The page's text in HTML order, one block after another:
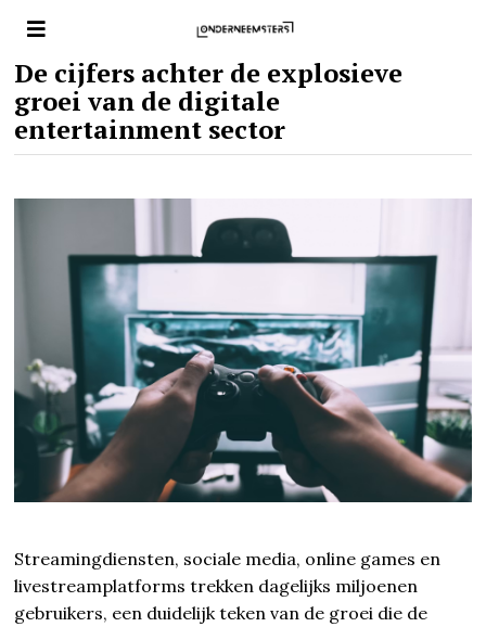
De cijfers achter de explosieve
groei van de digitale
entertainment sector
Streamingdiensten, sociale media, online games en
livestreamplatforms trekken dagelijks miljoenen
gebruikers, een duidelijk teken van de groei die de